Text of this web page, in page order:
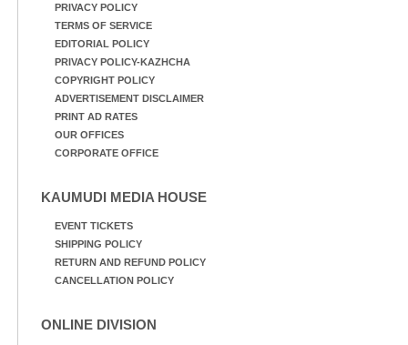
PRIVACY POLICY
TERMS OF SERVICE
EDITORIAL POLICY
PRIVACY POLICY-KAZHCHA
COPYRIGHT POLICY
ADVERTISEMENT DISCLAIMER
PRINT AD RATES
OUR OFFICES
CORPORATE OFFICE
KAUMUDI MEDIA HOUSE
EVENT TICKETS
SHIPPING POLICY
RETURN AND REFUND POLICY
CANCELLATION POLICY
ONLINE DIVISION